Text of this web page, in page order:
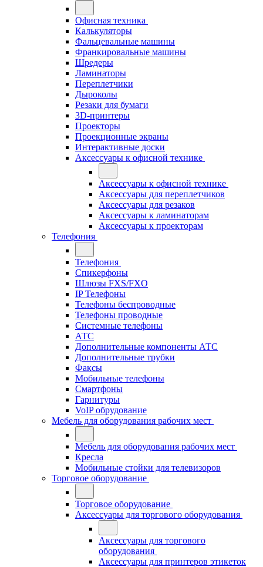
Офисная техника
Калькуляторы
Фальцевальные машины
Франкировальные машины
Шредеры
Ламинаторы
Переплетчики
Дыроколы
Резаки для бумаги
3D-принтеры
Проекторы
Проекционные экраны
Интерактивные доски
Аксессуары к офисной технике
Аксессуары к офисной технике
Аксессуары для переплетчиков
Аксессуары для резаков
Аксессуары к ламинаторам
Аксессуары к проекторам
Телефония
Телефония
Спикерфоны
Шлюзы FXS/FXO
IP Телефоны
Телефоны беспроводные
Телефоны проводные
Системные телефоны
АТС
Дополнительные компоненты АТС
Дополнительные трубки
Факсы
Мобильные телефоны
Смартфоны
Гарнитуры
VoIP обрудование
Мебель для оборудования рабочих мест
Мебель для оборудования рабочих мест
Кресла
Мобильные стойки для телевизоров
Торговое оборудование
Торговое оборудование
Аксессуары для торгового оборудования
Аксессуары для торгового
оборудования
Аксессуары для принтеров этикеток